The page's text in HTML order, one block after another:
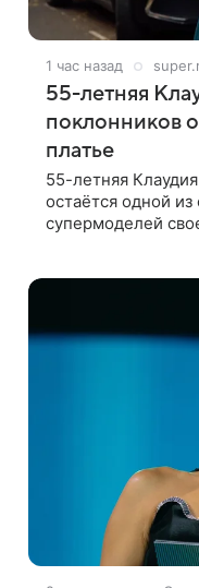
1 час назад
55-летняя
поклонников
платье
55-летняя
остаётся одной
супермоделей